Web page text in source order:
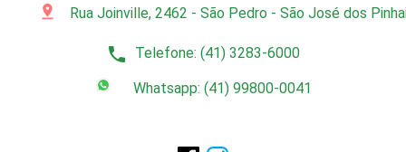
pin_drop Rua Joinville, 2462 - São Pedro - São José dos
phone Telefone: (41) 3283-6000
Whatsapp: (41) 99800-0041